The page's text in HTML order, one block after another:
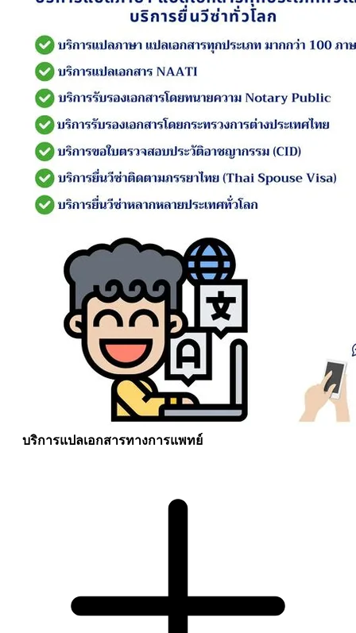
บริการแปลเอกสารทางการแพทย์